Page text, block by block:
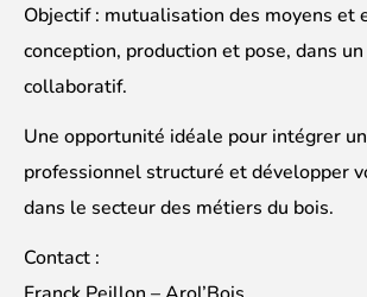
Objectif : mutualisation des moyens et
conception, production et pose, dans
collaboratif.
Une opportunité idéale pour intégrer
professionnel structuré et développer
dans le secteur des métiers du bois.
Contact :